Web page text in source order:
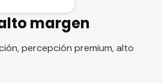
margen
percepción premium, alto